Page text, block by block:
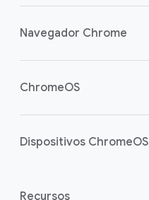
Segurança
Navegador Chrome
Visão geral
ChromeOS
Visão geral
Dispositivos ChromeOS
Visão geral
Recursos